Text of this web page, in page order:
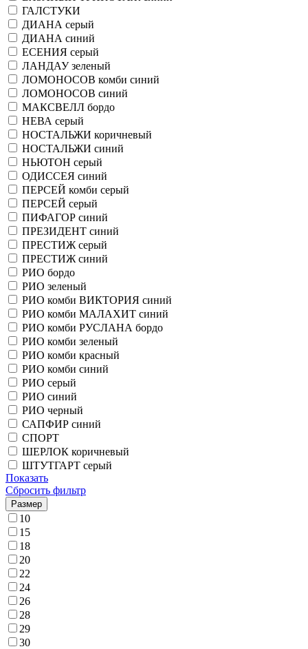
ГАЛСТУКИ
ДИАНА серый
ДИАНА синий
ЕСЕНИЯ серый
ЛАНДАУ зеленый
ЛОМОНОСОВ комби синий
ЛОМОНОСОВ синий
МАКСВЕЛЛ бордо
НЕВА серый
НОСТАЛЬЖИ коричневый
НОСТАЛЬЖИ синий
НЬЮТОН серый
ОДИССЕЯ синий
ПЕРСЕЙ комби серый
ПЕРСЕЙ серый
ПИФАГОР синий
ПРЕЗИДЕНТ синий
ПРЕСТИЖ серый
ПРЕСТИЖ синий
РИО бордо
РИО зеленый
РИО комби ВИКТОРИЯ синий
РИО комби МАЛАХИТ синий
РИО комби РУСЛАНА бордо
РИО комби зеленый
РИО комби красный
РИО комби синий
РИО серый
РИО синий
РИО черный
САПФИР синий
СПОРТ
ШЕРЛОК коричневый
ШТУТГАРТ серый
Показать
Сбросить фильтр
Размер
10
15
18
20
22
24
26
28
29
30